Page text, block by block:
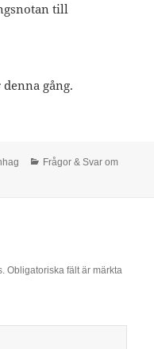
till
gång.
Kategorier
Frågor & Svar om
Obligatoriska fält är märkta